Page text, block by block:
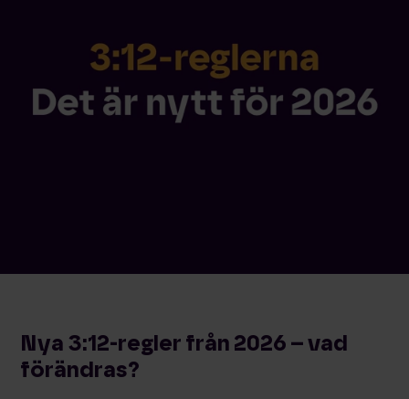
Nya 3:12-regler från 2026 – vad
förändras?